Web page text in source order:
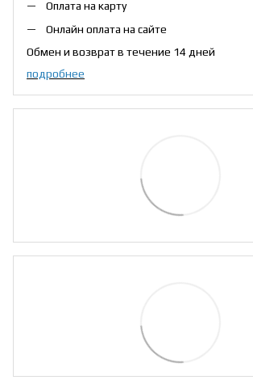
Оплата на карту
Онлайн оплата на сайте
Обмен и возврат в течение 14 дней
подробнее